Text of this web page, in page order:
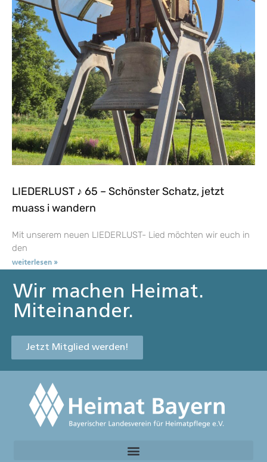
LIEDERLUST ♪ 65 – Schönster Schatz, jetzt
muass i wandern
Mit unserem neuen LIEDERLUST- Lied möchten wir euch in
den
weiterlesen »
Wir machen Heimat.
Miteinander.
Jetzt Mitglied werden!